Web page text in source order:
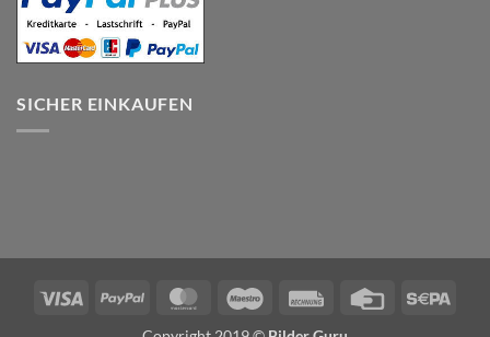
SICHER EINKAUFEN
Visa PayPal MasterCardMaestro Rechung
Credit